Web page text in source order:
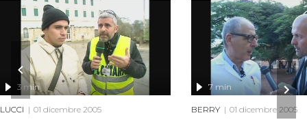
3 min
LUCCI 01 dicembre 2005
7 min
BERRY 01 dicembre 2005